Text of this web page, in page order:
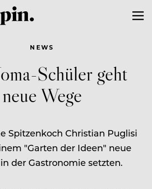
NEWS
Schüler geht
neue Wege
Spitzenkoch Christian Puglisi
"Garten der Ideen" neue
der Gastronomie setzten.